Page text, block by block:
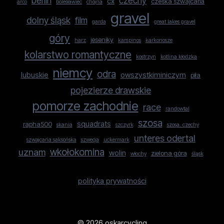
arco bolesławiec chojna
dolny śląsk film garda gravel great lakes gravel
góry harz jeseniky kampinos karkonosze
kolarstwo romantyczne kostrzyn kotlina kłodzka
lubuskie niemcy odra owszystkiminiczym piła
pojezierze drawskie
pomorze zachodnie race randowtal
rapha500 skania squadrats szczyrk szosa szosa. czechy
szwajcaria saksońska szwecja uckermark
unteres odertal
uznam wkołokomina wolin włochy zielona góra śląsk
polityka prywatności